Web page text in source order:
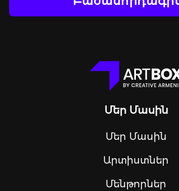
Մեր Մասին
Մեր Մասին
Արտիստներ
Մենթորներ